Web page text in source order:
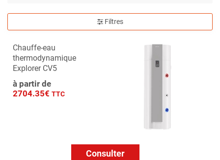
Filtres
Chauffe-eau
thermodynamique
Explorer CV5
à partir de
2704.35€ TTC
Consulter